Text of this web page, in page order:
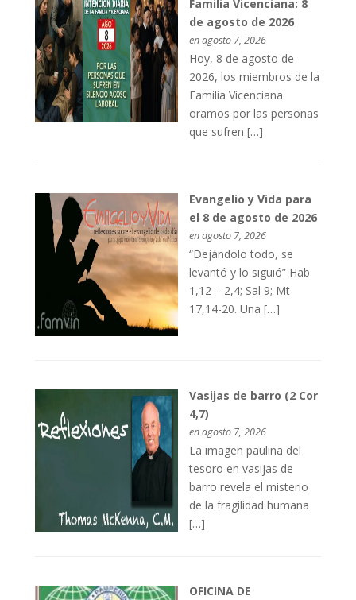
Familia Vicenciana: 8
de agosto de 2026
en agosto 7, 2026
Hoy, 8 de agosto de
2026, los miembros de la
Familia Vicenciana
oramos por las personas
que sufren […]
Evangelio y Vida para
el 8 de agosto de 2026
en agosto 7, 2026
“Dejándolo todo, se
levantó y lo siguió” Hab
1,12 – 2,4; Sal 9; Mt
17,14-20. Una […]
Vasijas de barro (2 Cor
4,7)
en agosto 7, 2026
La imagen paulina del
tesoro en vasijas de
barro revela el misterio
de la fragilidad humana
[…]
OFICINA DE